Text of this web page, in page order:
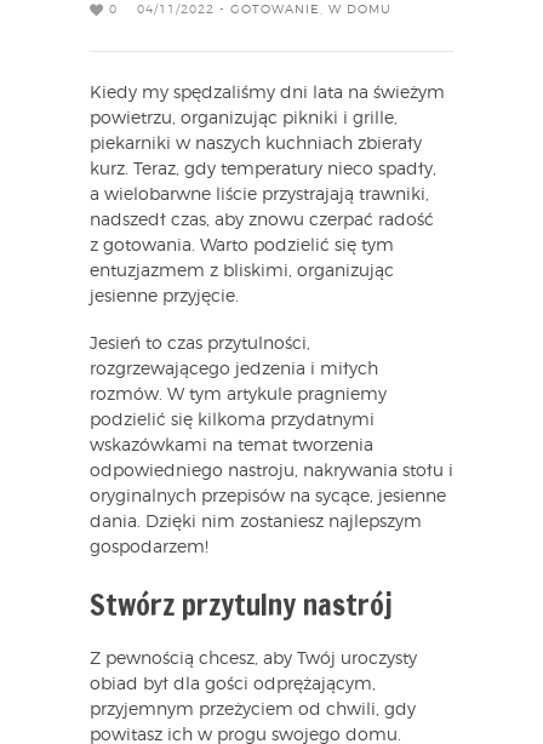
0 04/11/2022 - GOTOWANIE W DOMU
Kiedy my spędzaliśmy dni lata na świeżym
powietrzu, organizując pikniki i grille,
piekarniki w naszych kuchniach zbierały
kurz. Teraz, gdy temperatury nieco spadły,
a wielobarwne liście przystrajają trawniki,
nadszedł czas, aby znowu czerpać radość
z gotowania. Warto podzielić się tym
entuzjazmem z bliskimi, organizując
jesienne przyjęcie.
Jesień to czas przytulności,
rozgrzewającego jedzenia i miłych
rozmów. W tym artykule pragniemy
podzielić się kilkoma przydatnymi
wskazówkami na temat tworzenia
odpowiedniego nastroju, nakrywania stołu i
oryginalnych przepisów na sycące, jesienne
dania. Dzięki nim zostaniesz najlepszym
gospodarzem!
Stwórz przytulny nastrój
Z pewnością chcesz, aby Twój uroczysty
obiad był dla gości odprężającym,
przyjemnym przeżyciem od chwili, gdy
powitasz ich w progu swojego domu.